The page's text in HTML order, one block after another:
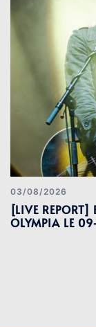
03/08/2026
[LIVE REPORT]
OLYMPIA LE